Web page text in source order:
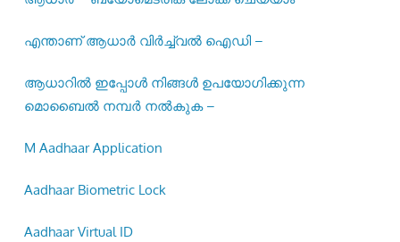
എന്താണ് ആധാർ വിർച്ച്വൽ ഐഡി –
ആധാറിൽ ഇപ്പോൾ നിങ്ങൾ ഉപയോഗിക്കുന്ന
മൊബൈൽ നമ്പർ നൽകുക –
M Aadhaar Application
Aadhaar Biometric Lock
Aadhaar Virtual ID